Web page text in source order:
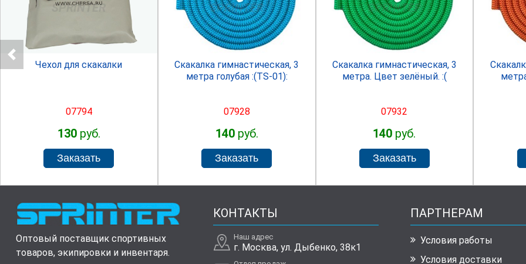
SPRINTER
Чехол для скакалки
07794
130руб.
SPRINTER
Скакалка гимнастическая, 3
метра голубая :(TS-01):
07928
140руб.
SPRINTER
Скакалка гимнастическая, 3
метра. Цвет зелёный. :(
07932
140 руб.
Оптовый поставщик спортивных
товаров, экипировки и инвентаря.
КОНТАКТЫ
Наш адрес
г. Москва, ул. Дыбенко, 38к1
ПАРТНЕРАМ
Условия работы
Условия доставки